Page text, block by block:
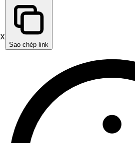
X
Sao chép link